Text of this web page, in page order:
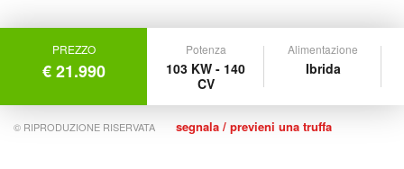
PREZZO
€ 21.990
Potenza
103 KW - 140
CV
Alimentazione
Ibrida
© RIPRODUZIONE RISERVATA segnala / previeni una truffa